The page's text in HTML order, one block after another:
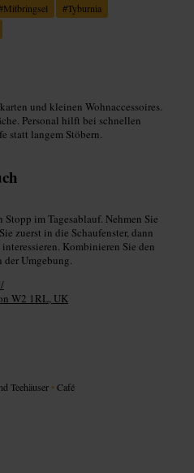
Mitbringsel #Tyburnia
und kleinen Wohnaccessoires.
Personal hilft bei schnellen
statt langem Stöbern.
Stopp im Tagesablauf. Nehmen Sie
zuerst in die Schaufenster, dann
Kombinieren Sie den
Umgebung.
W2 1RL, UK
Teehäuser •Café